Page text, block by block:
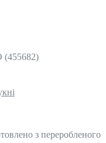
(455682)
з переробленого